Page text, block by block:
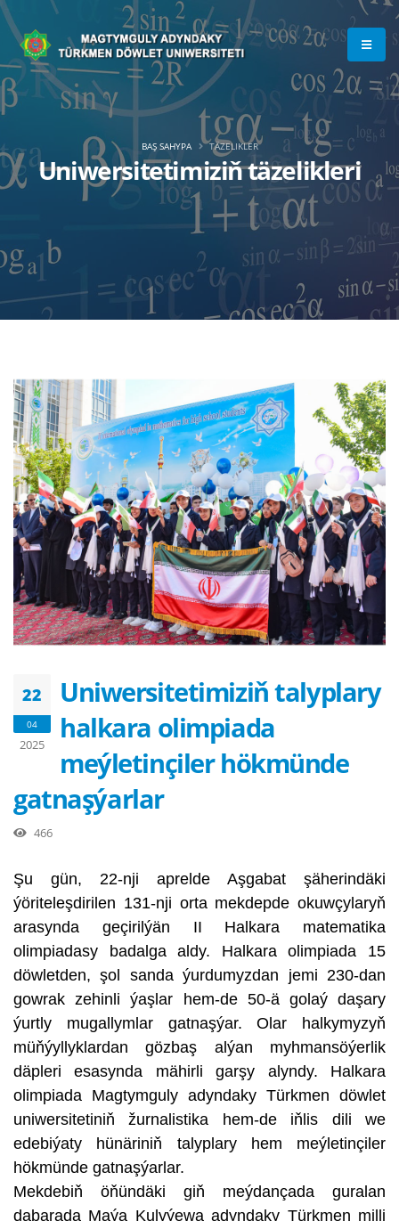
Uniwersitetimiziň täzelikleri
BAŞ SAHYPA TÄZELIKLER
22
04
2025
Uniwersitetimiziň talyplary
halkara olimpiada
meýletinçiler hökmünde
gatnaşýarlar
466
Şu gün, 22-nji aprelde Aşgabat şäherindäki
ýöriteleşdirilen 131-nji orta mekdepde okuwçylaryň
arasynda geçirilýän II Halkara matematika
olimpiadasy badalga aldy. Halkara olimpiada 15
döwletden, şol sanda ýurdumyzdan jemi 230-dan
gowrak zehinli ýaşlar hem-de 50-ä golaý daşary
ýurtly mugallymlar gatnaşýar. Olar halkymyzyň
müňýyllyklardan gözbaş alýan myhmansöýerlik
däpleri esasynda mähirli garşy alyndy. Halkara
olimpiada Magtymguly adyndaky Türkmen döwlet
uniwersitetiniň žurnalistika hem-de iňlis dili we
edebiýaty hünäriniň talyplary hem meýletinçiler
hökmünde gatnaşýarlar.
Mekdebiň öňündäki giň meýdançada guralan
dabarada Maýa Kulyýewa adyndaky Türkmen milli